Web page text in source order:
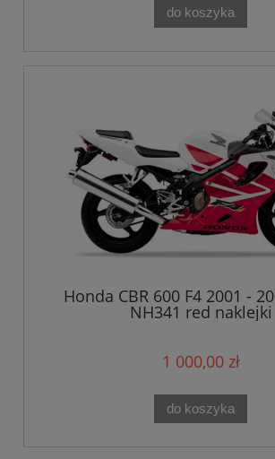
do koszyka
Honda CBR 600 F4 2001 -
NH341 red naklejki
1 000,00 zł
do koszyka